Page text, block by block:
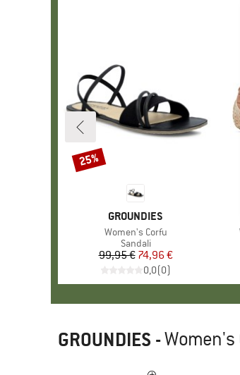
MARCHIO
GROUNDIES
Articolo
Women's Corfu
Gruppo di prodotti
Sandali
Prezzo
99,95 €Prezzo ridotto
74,96 €
0,0(0)
Sconto
25%
GROUNDIES -